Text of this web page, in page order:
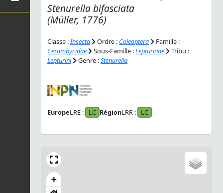
Stenurella bifasciata
(Müller, 1776)
Classe :Insecta Ordre : Coleoptera
Famille :
Cerambycidae
Sous-Famille :Lepturinae
Tribu :
Lepturini
Genre :Stenurella
EuropeLRE : LC RégionLRR : LC
+